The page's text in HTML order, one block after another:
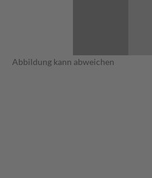
Abbildung kann abweichen